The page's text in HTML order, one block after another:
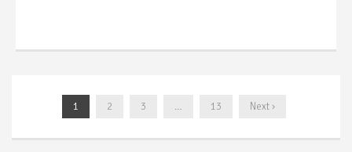
1 2 3 … 13 Next ›